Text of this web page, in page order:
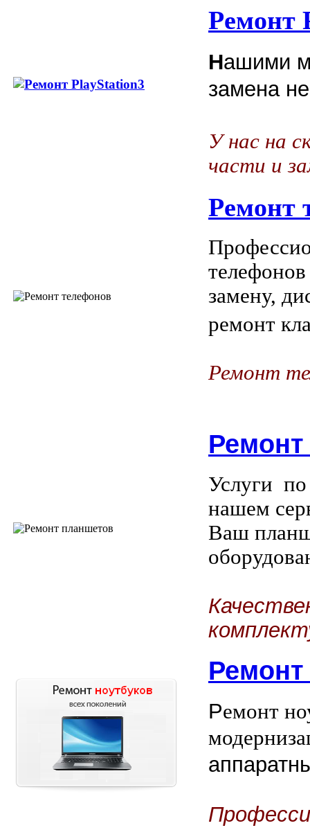
Ремонт
Нашими
замена
У нас на
части и
Ремонт
замену,
ремонт
Ремонт
Услуги
нашем
Ваш
Ремонт
Ремонт